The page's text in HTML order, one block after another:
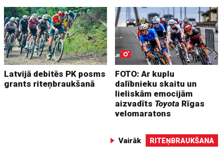
Latvijā debitēs PK posms
grants riteņbraukšanā
FOTO: Ar kuplu
dalībnieku skaitu un
lieliskām emocijām
aizvadīts Toyota Rīgas
velomaratons
Vairāk RITEŅBRAUKŠANA